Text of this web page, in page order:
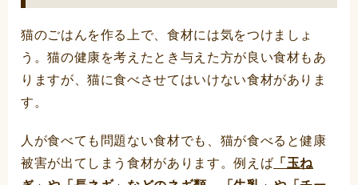
猫のごはんを作る上で、食材には気をつけましょ
う。猫の健康を考えたとき与えた方が良い食材もあ
りますが、猫に食べさせてはいけない食材がありま
す。
人が食べても問題ない食材でも、猫が食べると健康
被害が出てしまう食材があります。例えば 「玉ね